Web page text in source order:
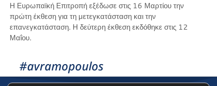
Η Ευρωπαϊκή Επιτροπή εξέδωσε στις 16 Μαρτίου την
πρώτη έκθεση για τη μετεγκατάσταση και την
επανεγκατάσταση. Η δεύτερη έκθεση εκδόθηκε στις 12
Μαΐου.
#avramopoulos